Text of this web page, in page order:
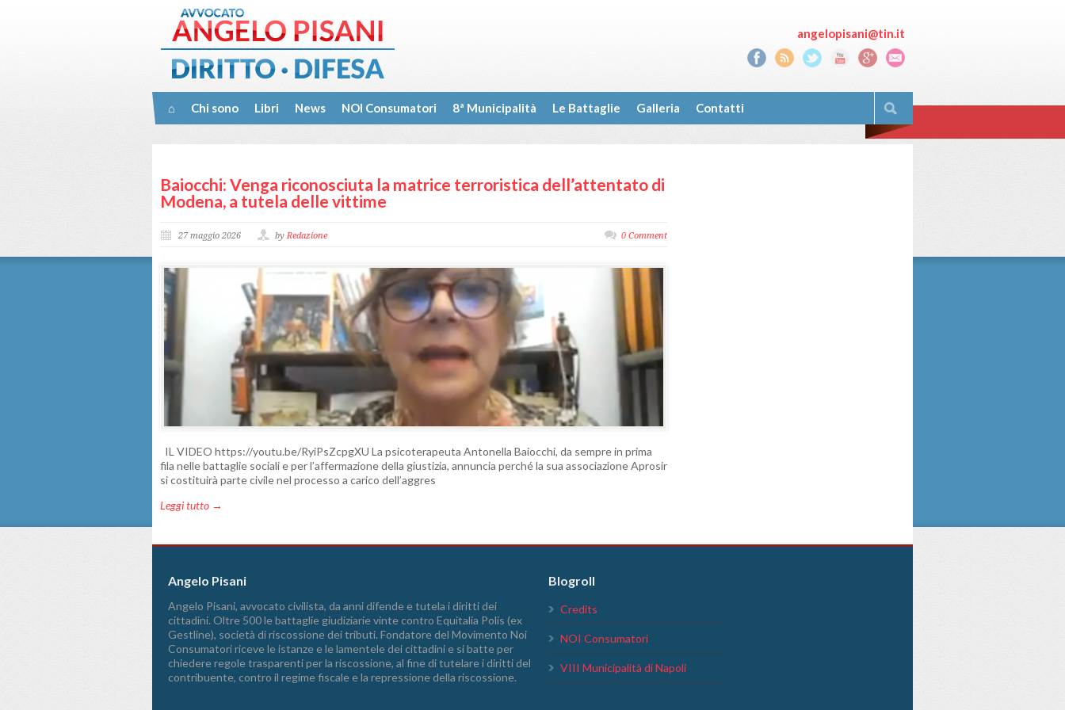
angelopisani@tin.it
⌂ Chi sono Libri News NOI Consumatori 8ª Municipalità Le Battaglie Galleria Contatti
Baiocchi: Venga riconosciuta la matrice terroristica dell’attentato di
Modena, a tutela delle vittime
27 maggio 2026 byRedazione 0 Comment
IL VIDEO https://youtu.be/RyiPsZcpgXU La psicoterapeuta Antonella Baiocchi, da sempre in prima
fila nelle battaglie sociali e per l’affermazione della giustizia, annuncia perché la sua associazione Aprosir
si costituirà parte civile nel processo a carico dell’aggres
Leggi tutto →
Angelo Pisani
Angelo Pisani, avvocato civilista, da anni difende e tutela i diritti dei
cittadini. Oltre 500 le battaglie giudiziarie vinte contro Equitalia Polis (ex
Gestline), società di riscossione dei tributi. Fondatore del Movimento Noi
Consumatori riceve le istanze e le lamentele dei cittadini e si batte per
chiedere regole trasparenti per la riscossione, al fine di tutelare i diritti del
contribuente, contro il regime fiscale e la repressione della riscossione.
Blogroll
Credits
NOI Consumatori
VIII Municipalità di Napoli